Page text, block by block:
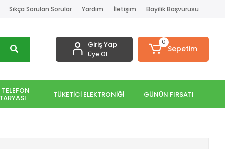
Sıkça Sorulan Sorular Yardım İletişim Bayilik Başvurusu
Giriş Yap
Üye Ol
0
Sepetim
TÜKETİCİ ELEKTRONİĞİ GÜNÜN FIRSATI